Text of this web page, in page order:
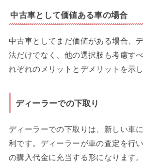
中古車として価値ある車の場合
中古車としてまだ価値がある場合、
法だけでなく、他の選択肢も考慮す
れぞれのメリットとデメリットを示し
ディーラーでの下取り
ディーラーでの下取りは、新しい車
利です。ディーラーが車の査定を行
の購入代金に充当する形になります